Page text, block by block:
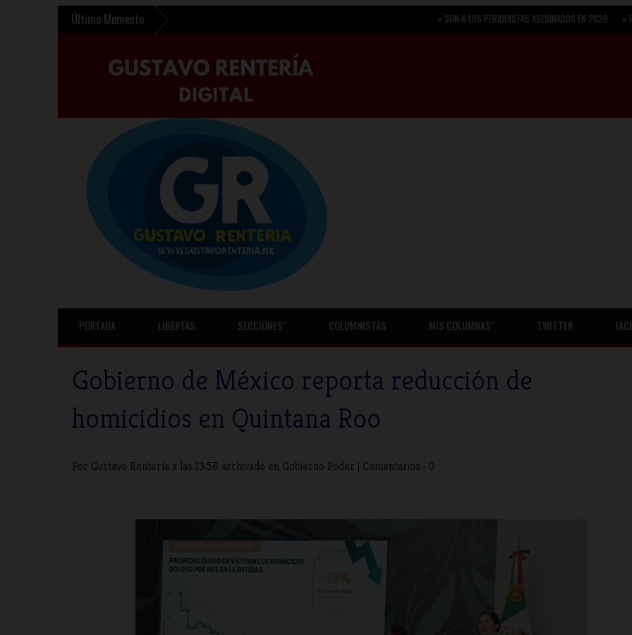
Último Momento SON 6 LOS PERIODISTAS ASESINADOS EN 2026 »Plan Oriente
PORTADA LIBERTAS SECCIONESˇ COLUMNISTAS MIS COLUMNASˇ TWITTER
Gobierno de México reporta reducción de
homicidios en Quintana Roo
Por Gustavo Rentería a las 13:56 archivado en Gobierno Poder | Comentarios : 0